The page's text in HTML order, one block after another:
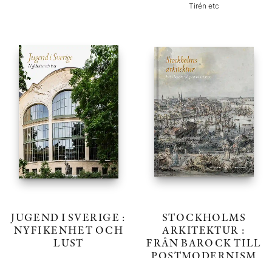
Tirén etc
JUGEND I SVERIGE :
NYFIKENHET OCH
LUST
STOCKHOLMS
ARKITEKTUR :
FRÅN BAROCK TILL
POSTMODERNISM